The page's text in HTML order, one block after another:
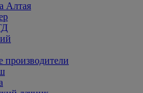
Алтая
производители